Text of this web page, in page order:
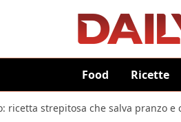
Food Ricette
ricetta strepitosa che salva pranzo e